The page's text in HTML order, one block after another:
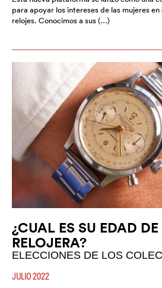
para apoyar los intereses de las mujeres
relojes. Conocimos a sus (…)
¿CUAL ES SU EDAD
RELOJERA?
ELECCIONES DE LOS
JULIO 2022